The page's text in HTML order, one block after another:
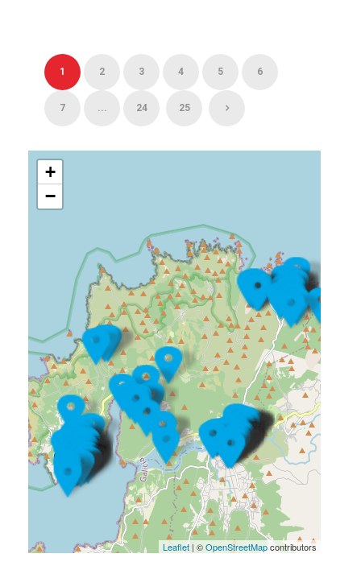
1 2 3 4 5 6
7 ... 24 25
+
−
Leaflet| ©OpenStreetMapcontributors